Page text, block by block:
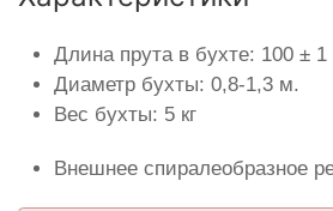
Длина прута в бухте: 100 ±
Диаметр бухты: 0,8-1,3 м.
Вес бухты: 5 кг
Внешнее спиралеобразное